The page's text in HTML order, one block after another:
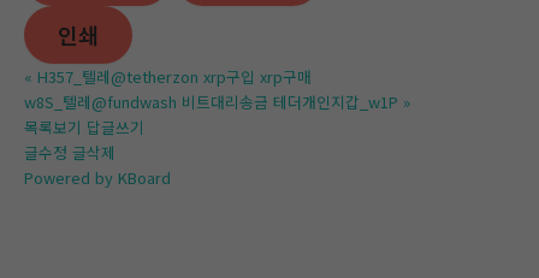
인쇄
« H357_텔레@tetherzon xrp구입 xrp구매
w8S_텔레@fundwash 비트대리송금 테더개인지갑_w1P »
목록보기 답글쓰기
글수정 글삭제
Powered by KBoard